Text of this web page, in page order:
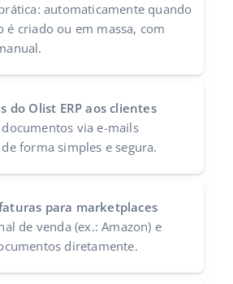
automaticamente quando
é criado ou em massa, com
do Olist ERP aos clientes
via e-mails
forma simples e segura.
para marketplaces
de venda (ex.: Amazon) e
diretamente.